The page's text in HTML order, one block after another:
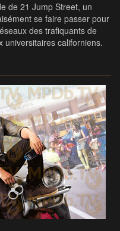
de 21 Jump Street, un
se faire passer pour
des trafiquants de
universitaires californiens.